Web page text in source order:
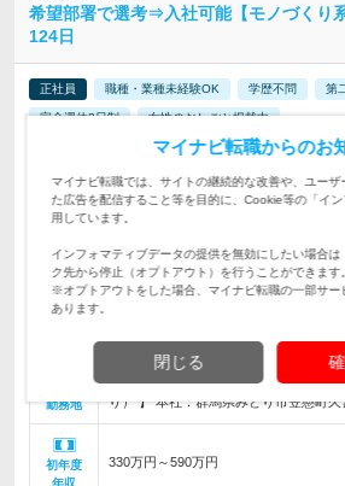
希望部署で選考⇒入社可能【モノづくり
124日
正社員 職種・業種未経験OK 学歴不問 第
完全週休2日制 女性のおしごと掲載中
情報更新日：2026/08/05 終了予定日：2026/08/31
適性も考慮しますが、希望部署で選考⇒入社で
迎！20代～30代がノビノビ活躍中です
仕事内容
＼希望職種で選考します！育成前提の
理・品質管理・成形・電子部品実装・
任せ ◎未経験の若手が活躍中！
員が辞めない会社です
勤務地
【 転勤なし／U・Iターン歓迎／マイカ
り） 】 本社：群馬県みどり市笠懸町
初年度
年収
330万円～590万円
マイナビ転職からのお
マイナビ転職では、サイトの継続的な改善や、ユーザ
た広告を配信すること等を目的に、Cookie等の「イ
用しています。
インフォマティブデータの提供を無効にしたい場合
ク先から停止（オプトアウト）を行うことができます。
※オプトアウトをした場合、マイナビ転職の一部サー
あります。
閉じる